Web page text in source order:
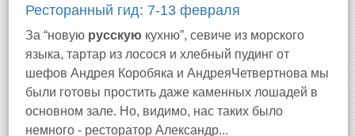
Ресторанный гид: 7-13 февраля
За “новую русскую кухню”, севиче из морского
языка, тартар из лосося и хлебный пудинг от
шефов Андрея Коробяка и АндреяЧетвертнова мы
были готовы простить даже каменных лошадей в
основном зале. Но, видимо, нас таких было
немного - ресторатор Александр...